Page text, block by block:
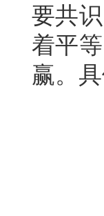
要共
着平
赢。